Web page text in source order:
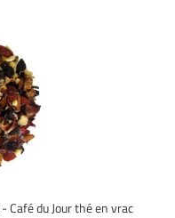
Café du Jour thé en vrac